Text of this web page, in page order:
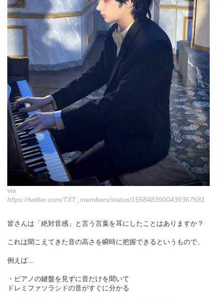
via
https://twitter.com/TXT_members/status/1558483900439367681
皆さんは「絶対音感」と言う言葉を耳にしたことはありますか？
これは聞こえてきた音の高さを瞬時に把握できるというもので、
例えば…
・ピアノの鍵盤を見ずに音だけを聞いて
ドレミファソラシドの音がすぐに分かる